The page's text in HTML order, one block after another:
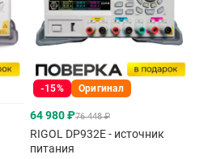
-15% Оригинал
64 980 ₽76 448 ₽
RIGOL DP932E - источник
питания